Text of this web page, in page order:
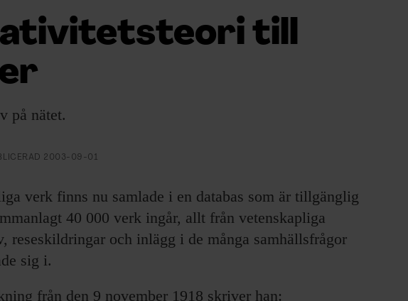
RESOR
PÅ F&F
F&F
till
på nätet.
2003-09-01
verk finns nu samlade i en databas som är tillgänglig
40 000 verk ingår, allt från vetenskapliga
reseskildringar och inlägg i de många samhällsfrågor
sig i.
från den 9 november 1918 skriver han: